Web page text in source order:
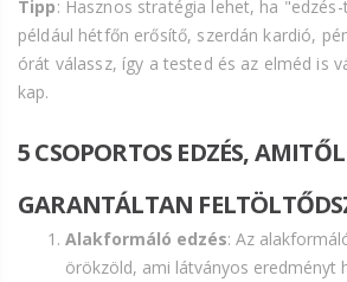
Tipp: Hasznos stratégia lehet, ha
például hétfőn erősítő, szerdán kardió,
órát válassz, így a tested és az elméd is
kap.
5 CSOPORTOS EDZÉS, AMITŐL
GARANTÁLTAN
Alakformáló edzés: Az
örökzöld, ami látványos eredményt